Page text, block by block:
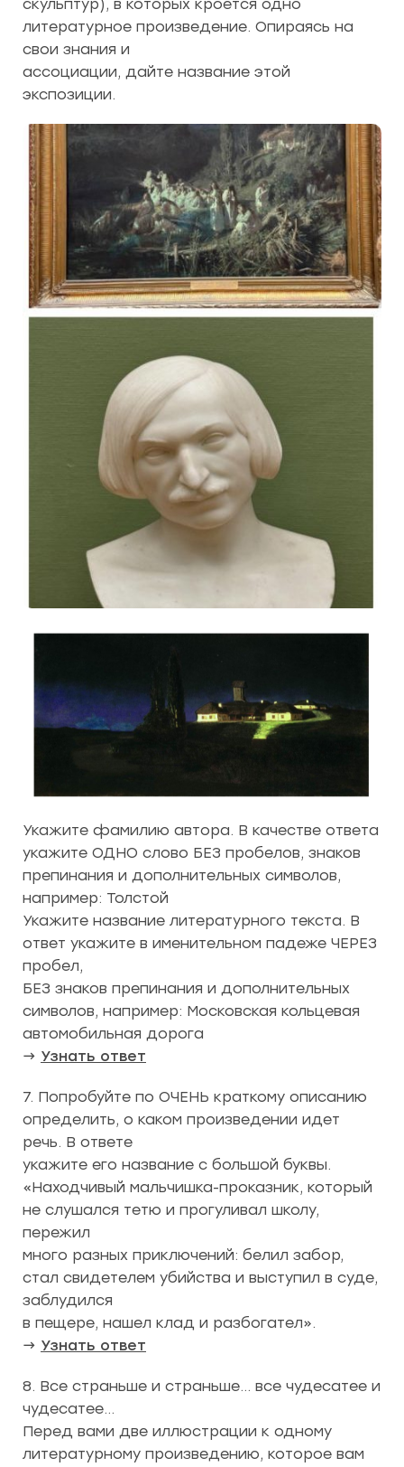
скульптур), в которых кроется одно
литературное произведение. Опираясь на
свои знания и
ассоциации, дайте название этой
экспозиции.
Укажите фамилию автора. В качестве ответа
укажите ОДНО слово БЕЗ пробелов, знаков
препинания и дополнительных символов,
например: Толстой
Укажите название литературного текста. В
ответ укажите в именительном падеже ЧЕРЕЗ
пробел,
БЕЗ знаков препинания и дополнительных
символов, например: Московская кольцевая
автомобильная дорога
→ Узнать ответ
7. Попробуйте по ОЧЕНЬ краткому описанию
определить, о каком произведении идет
речь. В ответе
укажите его название с большой буквы.
«Находчивый мальчишка-проказник, который
не слушался тетю и прогуливал школу,
пережил
много разных приключений: белил забор,
стал свидетелем убийства и выступил в суде,
заблудился
в пещере, нашел клад и разбогател».
→ Узнать ответ
8. Все страньше и страньше… все чудесатее и
чудесатее…
Перед вами две иллюстрации к одному
литературному произведению, которое вам